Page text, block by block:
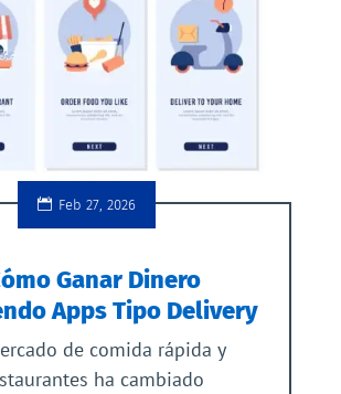
Feb 27, 2026
Ganar Dinero
Apps Tipo Delivery
de comida rápida y
ha cambiado